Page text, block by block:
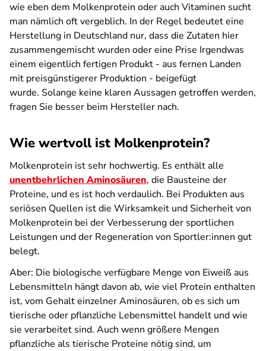
wie eben dem Molkenprotein oder auch Vitaminen sucht
man nämlich oft vergeblich. In der Regel bedeutet eine
Herstellung in Deutschland nur, dass die Zutaten hier
zusammengemischt wurden oder eine Prise Irgendwas
einem eigentlich fertigen Produkt - aus fernen Landen
mit preisgünstigerer Produktion - beigefügt
wurde. Solange keine klaren Aussagen getroffen werden,
fragen Sie besser beim Hersteller nach.
Wie wertvoll ist Molkenprotein?
Molkenprotein ist sehr hochwertig. Es enthält alle
unentbehrlichen Aminosäuren, die Bausteine der
Proteine, und es ist hoch verdaulich. Bei Produkten aus
seriösen Quellen ist die Wirksamkeit und Sicherheit von
Molkenprotein bei der Verbesserung der sportlichen
Leistungen und der Regeneration von Sportler:innen gut
belegt.
Aber: Die biologische verfügbare Menge von Eiweiß aus
Lebensmitteln hängt davon ab, wie viel Protein enthalten
ist, vom Gehalt einzelner Aminosäuren, ob es sich um
tierische oder pflanzliche Lebensmittel handelt und wie
sie verarbeitet sind. Auch wenn größere Mengen
pflanzliche als tierische Proteine nötig sind, um